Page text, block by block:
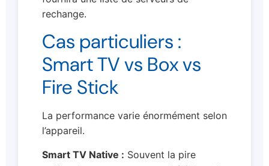
rechange.
Cas particuliers :
Smart TV vs Box vs
Fire Stick
La performance varie énormément selon
l’appareil.
Smart TV Native : Souvent la pire